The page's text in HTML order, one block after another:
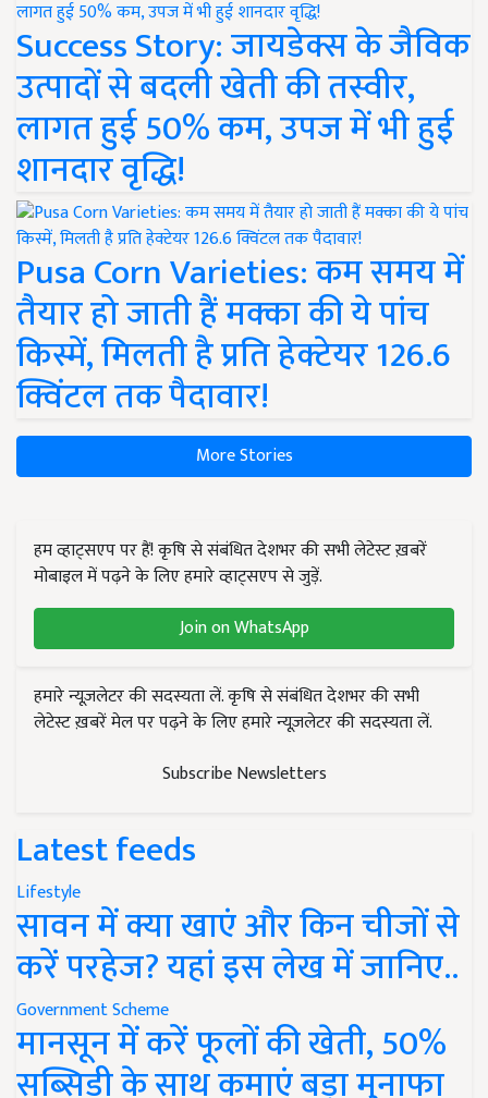
Success Story: जायडेक्स के जैविक
उत्पादों से बदली खेती की तस्वीर,
लागत हुई 50% कम, उपज में भी हुई
शानदार वृद्धि!
Pusa Corn Varieties: कम समय में
तैयार हो जाती हैं मक्का की ये पांच
किस्में, मिलती है प्रति हेक्टेयर 126.6
क्विंटल तक पैदावार!
More Stories
हम व्हाट्सएप पर हैं! कृषि से संबंधित देशभर की सभी लेटेस्ट ख़बरें
मोबाइल में पढ़ने के लिए हमारे व्हाट्सएप से जुड़ें.
Join on WhatsApp
हमारे न्यूज़लेटर की सदस्यता लें. कृषि से संबंधित देशभर की सभी
लेटेस्ट ख़बरें मेल पर पढ़ने के लिए हमारे न्यूज़लेटर की सदस्यता लें.
Subscribe Newsletters
Latest feeds
Lifestyle
सावन में क्या खाएं और किन चीजों से
करें परहेज? यहां इस लेख में जानिए..
Government Scheme
मानसून में करें फूलों की खेती, 50%
सब्सिडी के साथ कमाएं बड़ा मुनाफा